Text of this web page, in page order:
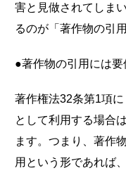
害と見做されてしま
るのが「著作物の引
●著作物の引用には要
著作権法32条第1項
として利用する場合
ます。つまり、著作
用という形であれば